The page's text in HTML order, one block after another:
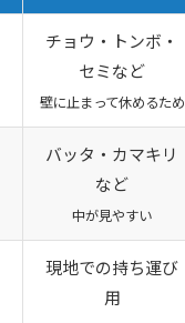
チョウ・トンボ・
セミなど
壁に止まって休めるため
バッタ・カマキリ
など
中が見やすい
現地での持ち運び
用